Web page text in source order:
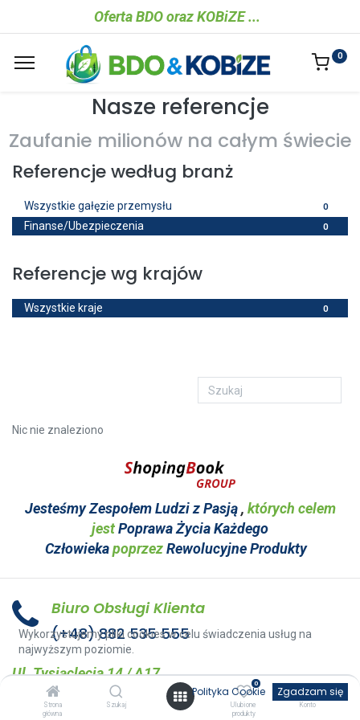
Strona
główna
Szukaj
0
Ulubione
produkty
Konto
Oferta BDO oraz K​OBiZE ...
0
Nasze referencje
Zaufanie milionów na całym świecie
Referencje według branż
0
Wszystkie gałęzie przemysłu
0
Finanse/Ubezpieczenia
Referencje wg krajów
0
Wszystkie kraje
Nic nie znaleziono
Jesteśmy Zespołem Ludzi z Pasją, których celem
jestPoprawa Życia Każdego
Człowiekapoprzez Rewolucyjne Produkty
Biuro Obsługi Klienta
(+48) 882 535 555
Ul. Tysiąclecia 14 / A17
38-400 Krosno
kontakt@bdo-kobize.pl
Wykorzystujemy pliki cookies w celu świadczenia usług na
najwyższym poziomie.
Polityka Cookie Zgadzam się